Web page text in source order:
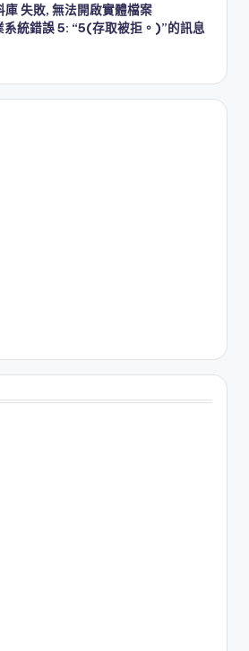
失敗, 無法開啟實體檔案
統錯誤 5: “5(存取被拒。)”的訊息